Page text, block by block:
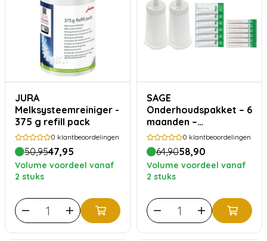
JURA
Melksysteemreiniger -
375 g refill pack
0 klantbeoordelingen
50,9547,95
Volume voordeel vanaf
2 stuks
SAGE
Onderhoudspakket – 6
maanden –
waterfilters, ontkalker
en reiniger
0 klantbeoordelingen
64,9058,90
Volume voordeel vanaf
2 stuks